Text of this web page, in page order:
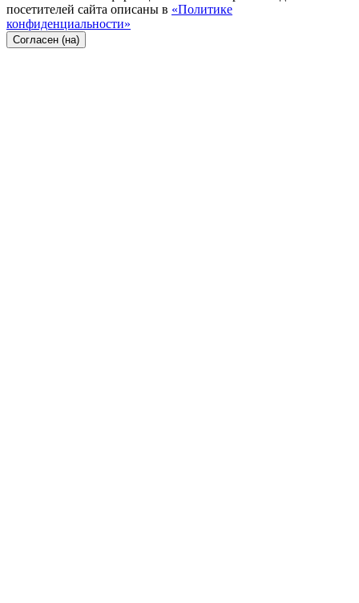
посетителей сайта описаны в «Политике
конфиденциальности»
Согласен (на)